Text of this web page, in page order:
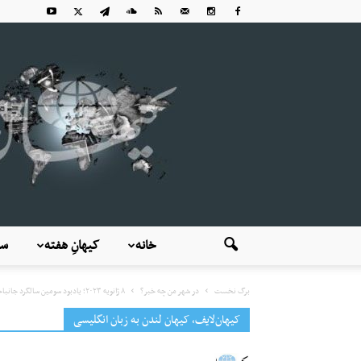
کیهانِ هفته خانه
برگ نخست در شهر من چه خبر؟ ۸ ژانویه ۲۰۲۳؛ یادبود سومین سالگرد جانباختگان پرواز۷۵۲ و همه کشته‌شدگان توسط...
کیهان‌لایف، کیهان لندن به زبان انگلیسی